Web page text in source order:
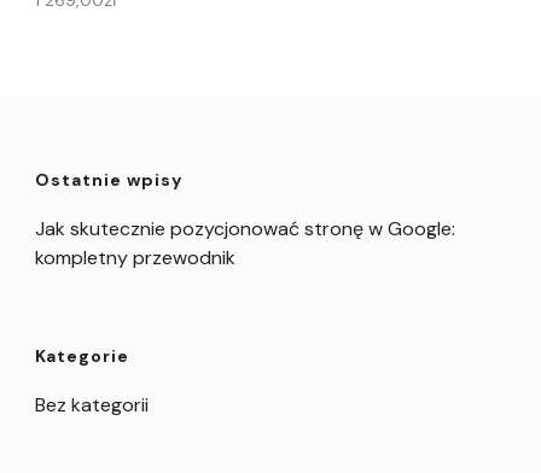
Ostatnie wpisy
Jak skutecznie pozycjonować stronę w Google:
kompletny przewodnik
Kategorie
Bez kategorii